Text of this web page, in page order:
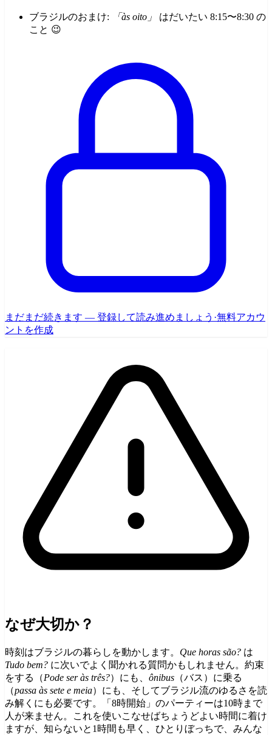
ブラジルのおまけ: 「às oito」
はだいたい 8:15〜8:30 の
こと 😉
まだまだ続きます — 登録して読み進めましょう ·無料アカウ
ントを作成
なぜ大切か？
時刻はブラジルの暮らしを動かします。 Que horas são? は
Tudo bem? に次いでよく聞かれる質問かもしれません。約束
をする（Pode ser às três?）にも、 ônibus （バス）に乗る
（passa às sete e meia）にも、そしてブラジル流のゆるさを読
み解くにも必要です。「8時開始」のパーティーは10時まで
人が来ません。これを使いこなせばちょうどよい時間に着け
ますが、知らないと1時間も早く、ひとりぼっちで、みんな